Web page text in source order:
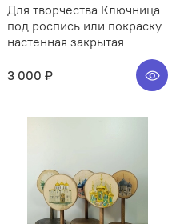
Для творчества Ключница
под роспись или покраску
настенная закрытая
3 000 ₽